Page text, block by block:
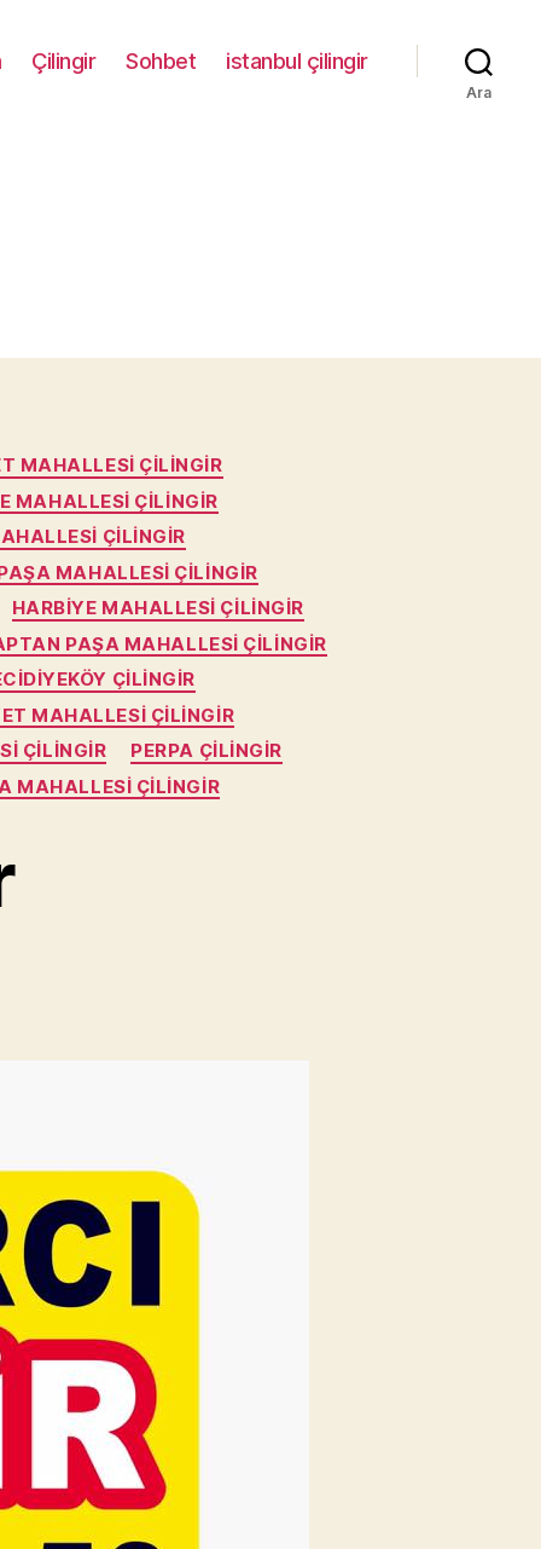
Çilingir Sohbet istanbul çilingir
Ara
MAHALLESI ÇILINGIR
MAHALLESI ÇILINGIR
ÇILINGIR
MAHALLESI ÇILINGIR
HARBIYE MAHALLESI ÇILINGIR
PAŞA MAHALLESI ÇILINGIR
ÇILINGIR
MAHALLESI ÇILINGIR
ÇILINGIR
PERPA ÇILINGIR
MAHALLESI ÇILINGIR